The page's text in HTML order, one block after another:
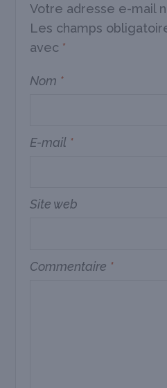
Votre adresse e-mail
Les champs
avec *
Nom *
E-mail *
Site web
Commentaire *